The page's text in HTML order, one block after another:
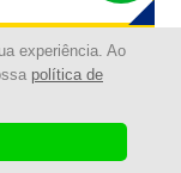
experiência. Ao
política de